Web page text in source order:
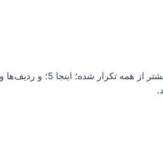
عددی را انتخاب کنید که بیشتر